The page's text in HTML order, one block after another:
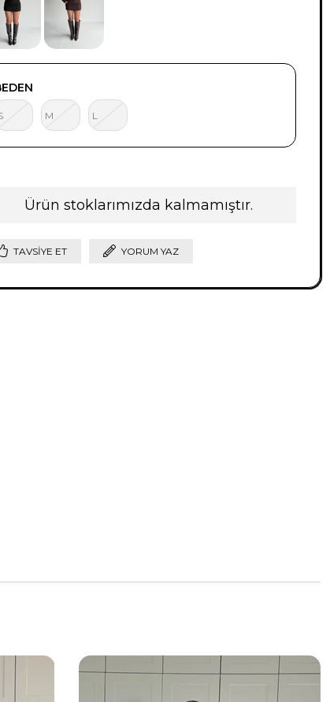
M L
Ürün stoklarımızda kalmamıştır.
TAVSIYE ET YORUM YAZ